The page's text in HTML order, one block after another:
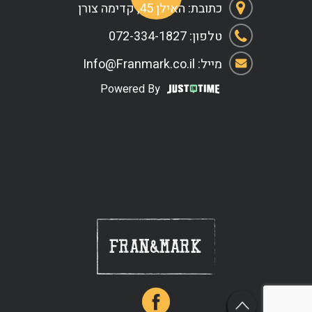
כתובת: האילן 45, קדימה צורן
טלפון: 072-334-1827
מייל: Info@Franmark.co.il
Powered By